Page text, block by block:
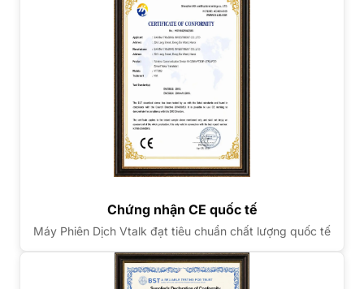
Chứng nhận CE quốc tế
Máy Phiên Dịch Vtalk đạt tiêu chuẩn chất lượng quốc tế